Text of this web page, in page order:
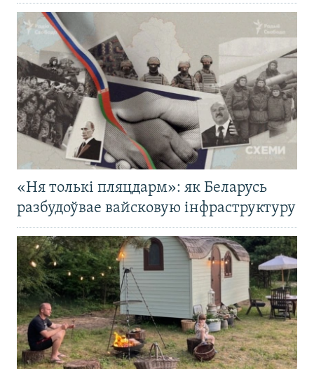
«Ня толькі пляцдарм»: як Беларусь
разбудоўвае вайсковую інфраструктуру